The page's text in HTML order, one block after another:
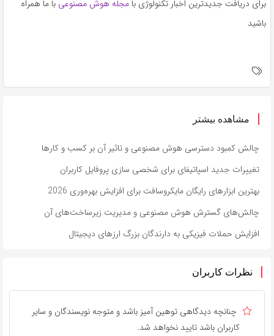
برای دریافت جدیدترین اخبار تکنولوژی با مجله هوش مصنوعی با ما همراه
باشید
مشاهده بیشتر
چالش کمبود دسترسی هوش مصنوعی و تاثیر آن بر کسب و کارها
تغییرات جدید اسپاتیفای برای شخصی سازی پروفایل کاربران
بهترین ابزارهای رایگان مایکروسافت برای افزایش بهره‌وری 2026
چالش‌های گسترش هوش مصنوعی و مدیریت زیرساخت‌های آن
افزایش حملات فیزیکی به دارندگان بزرگ ارزهای دیجیتال
نظرات کاربران
چنانچه دیدگاهی توهین آمیز باشد و متوجه نویسندگان و سایر
کاربران باشد تایید نخواهد شد.